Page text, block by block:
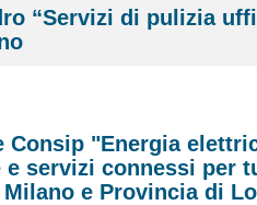
“Servizi di pulizia
Consip "Energia
servizi connessi per
e Provincia di